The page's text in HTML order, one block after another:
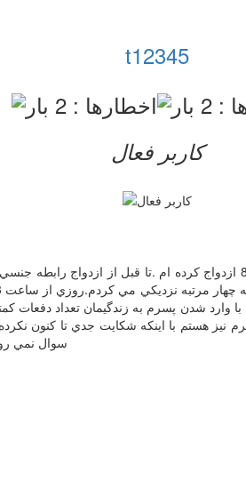
t12345
کاربر فعال
سلام دكتر .من مهدي 29 ساله با170 سانتيمتر قد م 75 كيلو وزن و كارمند
مشكلي هم نداشتم و علاوه بر آن بلافاصله احساس نياز در من بوجود مي
هستم با اينكه شكايت جدي تا كنون